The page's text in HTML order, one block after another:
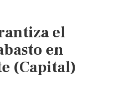
el
en
(Capital)